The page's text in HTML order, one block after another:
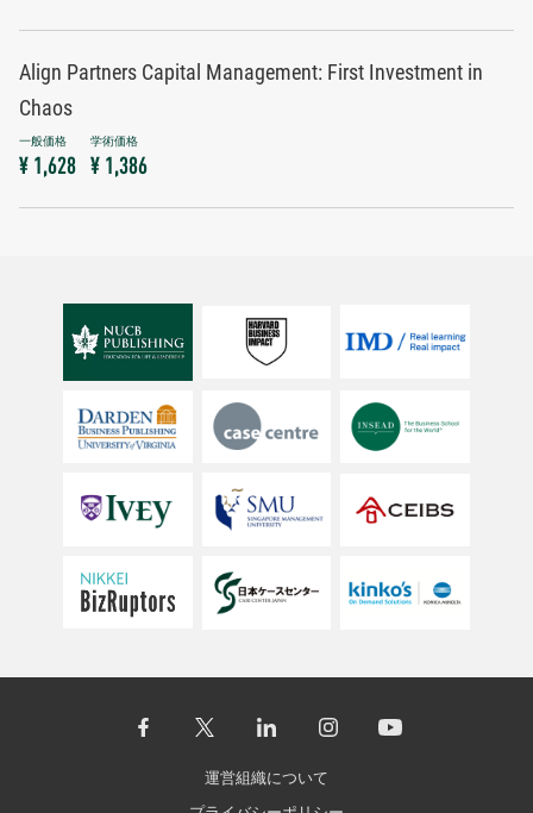
Align Partners Capital Management: First Investment in
Chaos
¥ 1,628 ¥ 1,386
運営組織について